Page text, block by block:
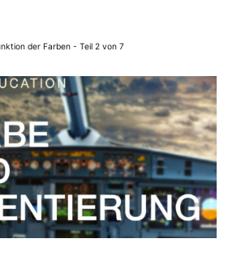
der Farben - Teil 2 von 7